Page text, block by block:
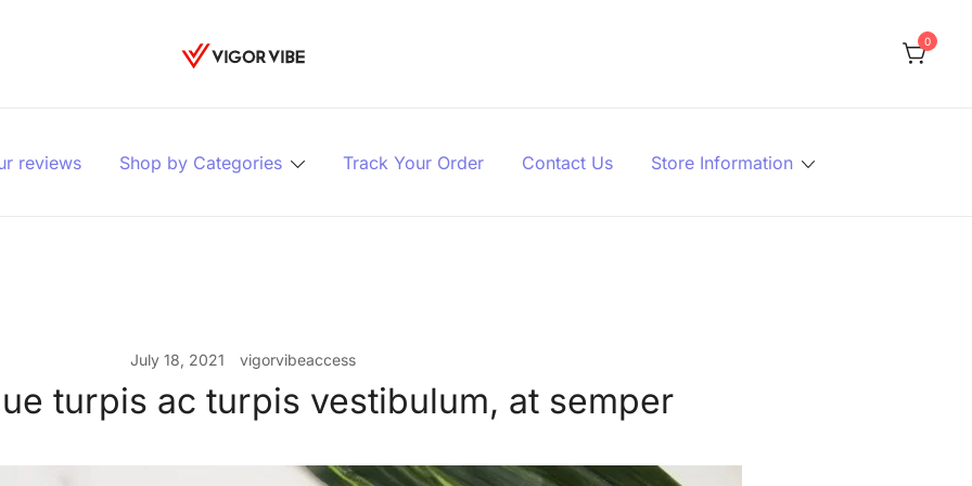
0
reviews Shop by Categories Track Your Order Contact Us Store Information
July 18, 2021 vigorvibeaccess
turpis ac turpis vestibulum, at semper